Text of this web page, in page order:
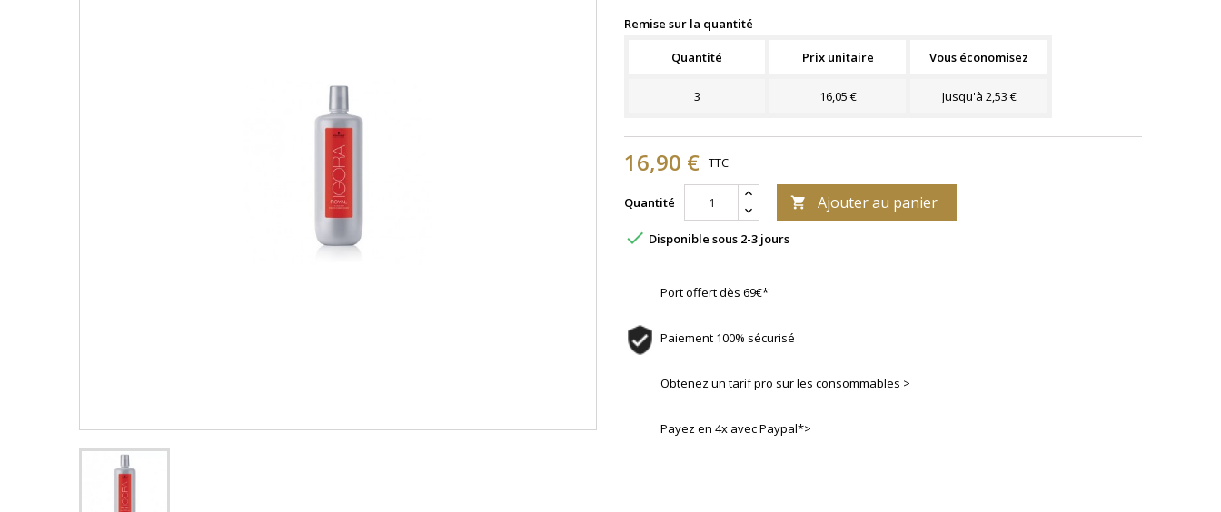
Remise sur la quantité
Quantité Prix unitaire Vous économisez
3 16,05 € Jusqu'à 2,53 €
16,90 € TTC
Quantité  Ajouter au panier
 Disponible sous 2-3 jours
Port offert dès 69€*
Paiement 100% sécurisé
Obtenez un tarif pro sur les consommables >
Payez en 4x avec Paypal*>